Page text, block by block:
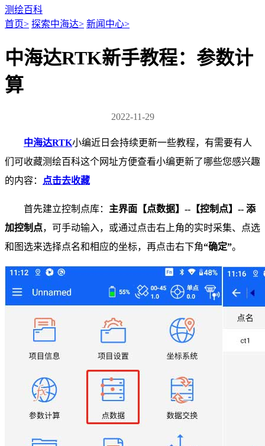
测绘百科
首页> 探索中海达> 新闻中心>
中海达RTK新手教程：参数计
算
2022-11-29
中海达RTK小编近日会持续更新一些教程，有需要有人
们可收藏测绘百科这个网址方便查看小编更新了哪些您感兴趣
的内容：
点击去收藏
首先建立控制点库： 主界面【点数据】 -- 【控制点】 -- 添
加控制点，可手动输入，或通过点击右上角的实时采集、点选
和图选来选择点名和相应的坐标，再点击右下角“确定”。